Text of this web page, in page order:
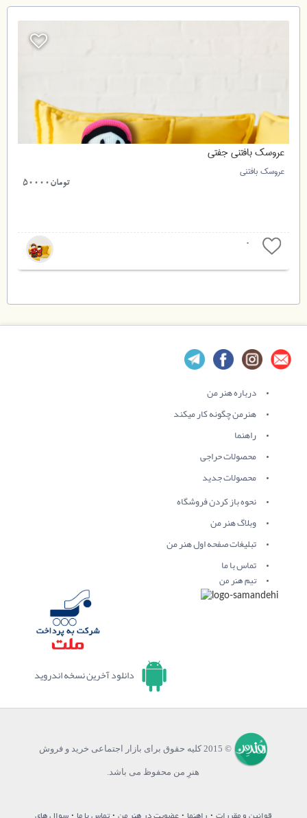
عروسک بافتنی جفتی
عروسک بافتنی
تومان50000
0
درباره هنر من
هنرمن چگونه کار میکند
راهنما
محصولات حراجی
محصولات جدید
نحوه باز کردن فروشگاه
وبلاگ هنر من
تبلیغات صفحه اول هنر من
تماس با ما
تیم هنر من
دانلود آخرین نسخه اندروید
© 2015 کلیه حقوق برای بازار اجتماعی خرید و فروش
هنرِ من محفوظ می باشد.
قوانین و مقررات · راهنما · عضویت در هنر من ·تماس با ما ·سوال های